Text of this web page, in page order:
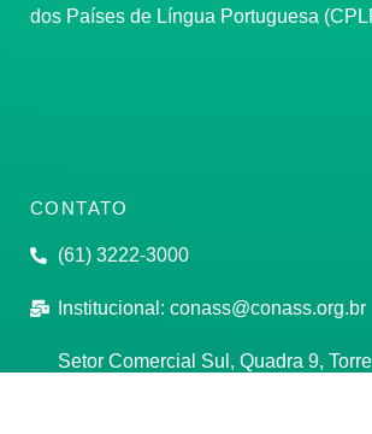
dos Países de Língua Portuguesa
CONTATO
(61) 3222-3000
Institucional: conass@conass.org.br
Setor Comercial Sul, Quadra 9,